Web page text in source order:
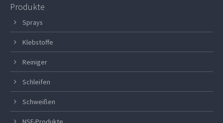
Produkte
Sprays
Klebstoffe
Reiniger
Schleifen
Schweißen